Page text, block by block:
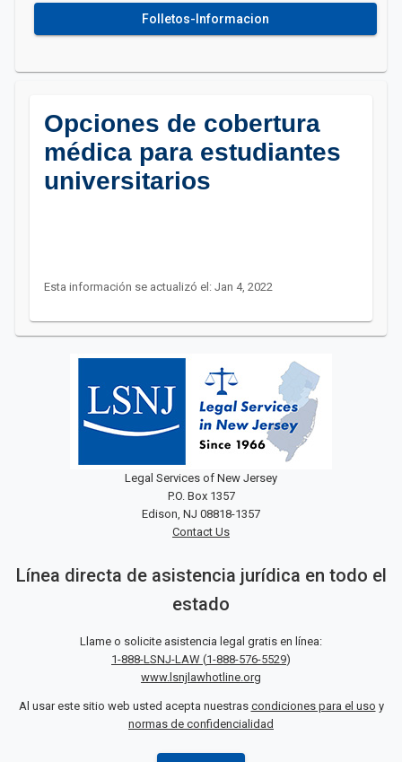
Folletos-Informacion
Opciones de cobertura
médica para estudiantes
universitarios
Esta información se actualizó el: Jan 4, 2022
Legal Services of New Jersey
P.O. Box 1357
Edison, NJ 08818-1357
Contact Us
Línea directa de asistencia jurídica en todo el
estado
Llame o solicite asistencia legal gratis en línea:
1-888-LSNJ-LAW (1-888-576-5529)
www.lsnjlawhotline.org
Al usar este sitio web usted acepta nuestras condiciones para el uso y
normas de confidencialidad